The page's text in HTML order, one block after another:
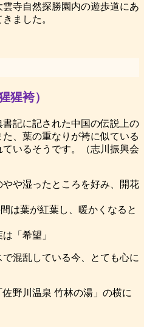
寺自然探勝園内の遊歩道にあ
ました。
猩袴）
記に記された中国の伝説上の
、葉の重なりが袴に似ている
いるそうです。（志川振興会
や湿ったところを好み、開花
は葉が紅葉し、暖かくなると
「希望」
混乱している今、とても心に
野川温泉 竹林の湯」の横に